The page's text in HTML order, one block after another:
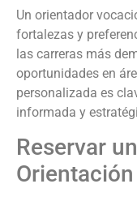
Un orientador
fortalezas y
las carreras más
oportunidades en
personalizada es
informada y
Reservar